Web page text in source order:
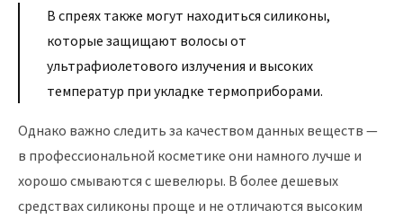
В спреях также могут находиться силиконы,
которые защищают волосы от
ультрафиолетового излучения и высоких
температур при укладке термоприборами.
Однако важно следить за качеством данных веществ —
в профессиональной косметике они намного лучше и
хорошо смываются с шевелюры. В более дешевых
средствах силиконы проще и не отличаются высоким